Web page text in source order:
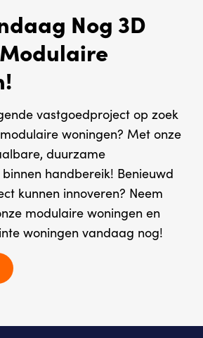
Nog 3D
vastgoedproject op zoek
woningen? Met onze
duurzame
handbereik! Benieuwd
kunnen innoveren? Neem
modulaire woningen en
woningen vandaag nog!